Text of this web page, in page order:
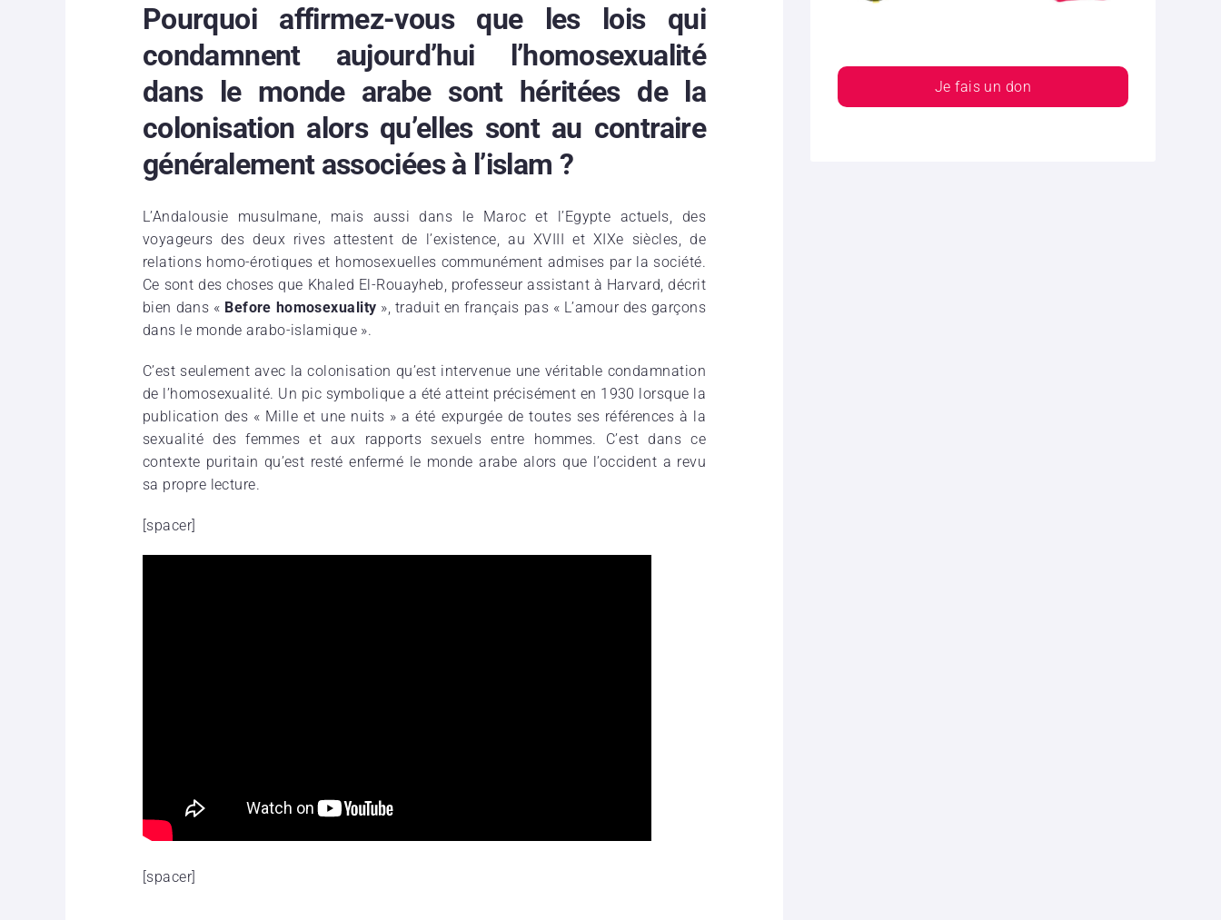
Pourquoi affirmez-vous que les lois qui
condamnent aujourd’hui l’homosexualité
dans le monde arabe sont héritées de la
colonisation alors qu’elles sont au contraire
généralement associées à l’islam ?
L’Andalousie musulmane, mais aussi dans le Maroc et l’Egypte actuels, des
voyageurs des deux rives attestent de l’existence, au XVIII et XIXe siècles, de
relations homo-érotiques et homosexuelles communément admises par la société.
Ce sont des choses que Khaled El-Rouayheb, professeur assistant à Harvard, décrit
bien dans « Before homosexuality », traduit en français pas « L’amour des garçons
dans le monde arabo-islamique ».
C’est seulement avec la colonisation qu’est intervenue une véritable condamnation
de l’homosexualité. Un pic symbolique a été atteint précisément en 1930 lorsque la
publication des « Mille et une nuits » a été expurgée de toutes ses références à la
sexualité des femmes et aux rapports sexuels entre hommes. C’est dans ce
contexte puritain qu’est resté enfermé le monde arabe alors que l’occident a revu
sa propre lecture.
[spacer]
[spacer]
Je fais un don